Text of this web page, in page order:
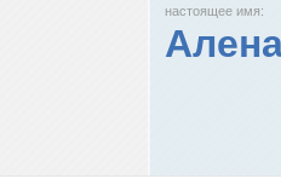
настоящее имя: